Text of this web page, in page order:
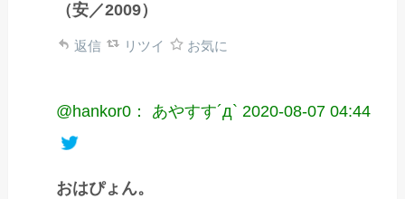
（安／2009）
返信 リツイ お気に
@hankor0： あやすす´д` 2020-08-07 04:44
おはぴょん。